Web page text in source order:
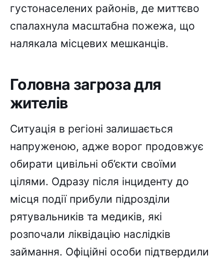
густонаселених районів, де миттєво
спалахнула масштабна пожежа, що
налякала місцевих мешканців.
Головна загроза для
жителів
Ситуація в регіоні залишається
напруженою, адже ворог продовжує
обирати цивільні об’єкти своїми
цілями. Одразу після інциденту до
місця події прибули підрозділи
рятувальників та медиків, які
розпочали ліквідацію наслідків
займання. Офіційні особи підтвердили